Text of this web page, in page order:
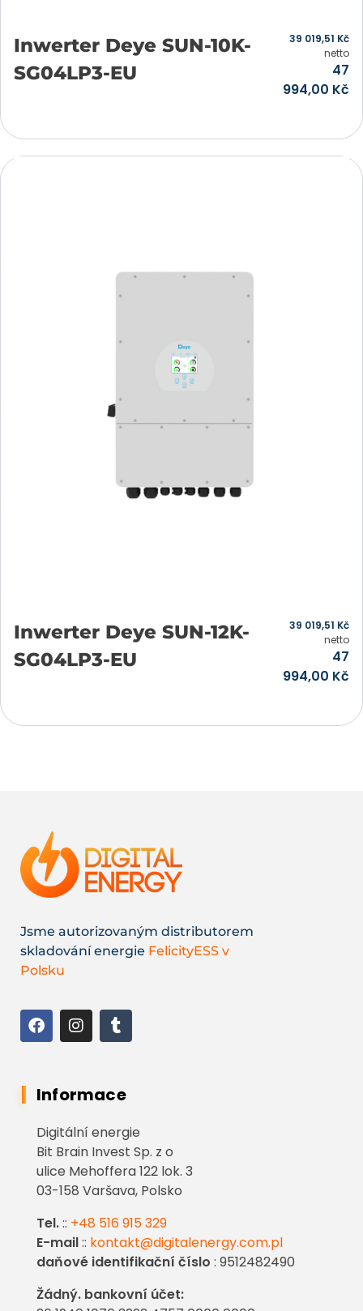
Inwerter Deye SUN-10K-
SG04LP3-EU
47
994,00 Kč
39 019,51 Kč
netto
Inwerter Deye SUN-12K-
SG04LP3-EU
47
994,00 Kč
39 019,51 Kč
netto
Jsme autorizovaným distributorem
skladování energie FelicityESS v
Polsku
Informace
Digitální energie
Bit Brain Invest Sp. z o
ulice Mehoffera 122 lok. 3
03-158 Varšava, Polsko
Tel.:: +48 516 915 329
E-mail:: kontakt@digitalenergy.com.pl
daňové identifikační číslo : 9512482490
Žádný. bankovní účet: